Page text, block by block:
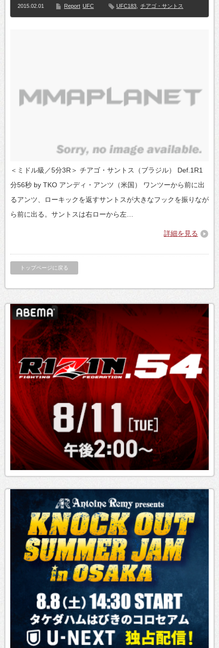
2015.02.01 Report UFC UFC183 チアゴ・サントス
＜ミドル級／5分3R＞ チアゴ・サントス（ブラジル） Def.1R1
分56秒 by TKO アンディ・アンツ（米国） ワンツーから前に出
るアンツ、ローキックを返すサントスが大きなフックを振りなが
ら前に出る。サントスは右ローから左…
詳細を見る
トップページに戻る